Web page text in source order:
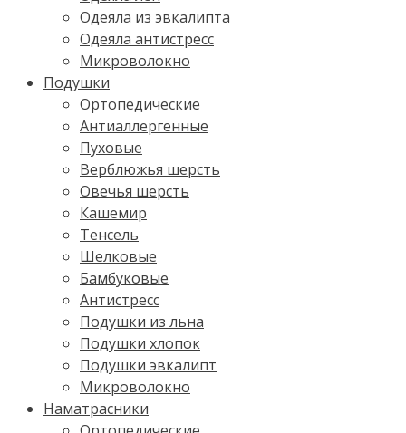
Одеяла из эвкалипта
Одеяла антистресс
Микроволокно
Подушки
Ортопедические
Антиаллергенные
Пуховые
Верблюжья шерсть
Овечья шерсть
Кашемир
Тенсель
Шелковые
Бамбуковые
Антистресс
Подушки из льна
Подушки хлопок
Подушки эвкалипт
Микроволокно
Наматрасники